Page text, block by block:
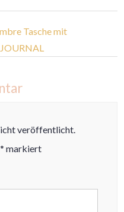
Tasche mit
veröffentlicht.
* markiert